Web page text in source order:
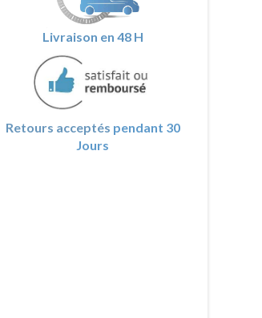
Livraison en 48 H
Retours acceptés pendant 30
Jours